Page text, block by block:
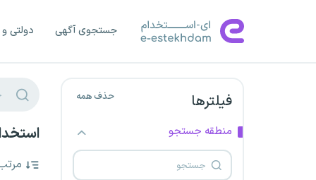
جستجوی آگهی دولتی
فیلترها حذف همه
منطقه جستجو